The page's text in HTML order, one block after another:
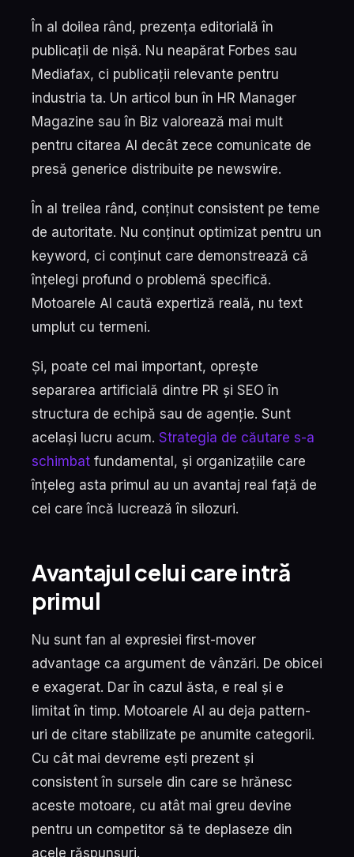
În al doilea rând, prezența editorială în
publicații de nișă. Nu neapărat Forbes sau
Mediafax, ci publicații relevante pentru
industria ta. Un articol bun în HR Manager
Magazine sau în Biz valorează mai mult
pentru citarea AI decât zece comunicate de
presă generice distribuite pe newswire.
În al treilea rând, conținut consistent pe teme
de autoritate. Nu conținut optimizat pentru un
keyword, ci conținut care demonstrează că
înțelegi profund o problemă specifică.
Motoarele AI caută expertiză reală, nu text
umplut cu termeni.
Și, poate cel mai important, oprește
separarea artificială dintre PR și SEO în
structura de echipă sau de agenție. Sunt
același lucru acum. Strategia de căutare s-a
schimbat fundamental, și organizațiile care
înțeleg asta primul au un avantaj real față de
cei care încă lucrează în silozuri.
Avantajul celui care intră
primul
Nu sunt fan al expresiei first-mover
advantage ca argument de vânzări. De obicei
e exagerat. Dar în cazul ăsta, e real și e
limitat în timp. Motoarele AI au deja pattern-
uri de citare stabilizate pe anumite categorii.
Cu cât mai devreme ești prezent și
consistent în sursele din care se hrănesc
aceste motoare, cu atât mai greu devine
pentru un competitor să te deplaseze din
acele răspunsuri.